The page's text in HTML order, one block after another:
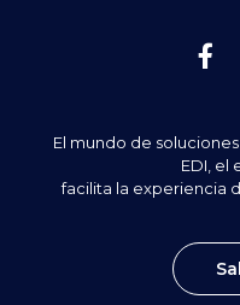
El mundo de
EDI, el
facilita la experiencia